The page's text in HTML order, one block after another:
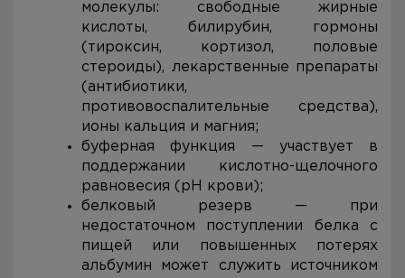
молекулы: свободные жирные
кислоты, билирубин, гормоны
(тироксин, кортизол, половые
стероиды), лекарственные препараты
(антибиотики,
противовоспалительные средства),
ионы кальция и магния;
буферная функция — участвует в
поддержании кислотно-щелочного
равновесия (рН крови);
белковый резерв — при
недостаточном поступлении белка с
пищей или повышенных потерях
альбумин может служить источником